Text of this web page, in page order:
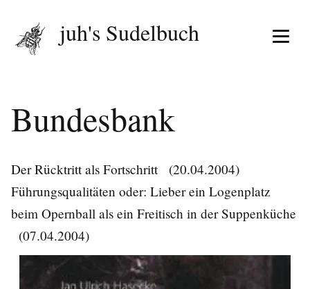
Menü
juh's Sudelbuch
Bundesbank
Der Rücktritt als Fortschritt
(20.04.2004)
Führungsqualitäten oder: Lieber ein Logenplatz
beim Opernball als ein Freitisch in der Suppenküche
(07.04.2004)